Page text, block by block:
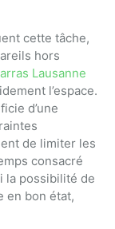
cette tâche,
hors
Lausanne
l’espace.
d’une
de limiter les
consacré
la possibilité de
en bon état,